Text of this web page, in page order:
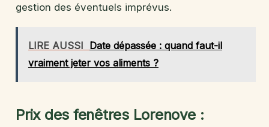
gestion des éventuels imprévus.
LIRE AUSSI Date dépassée : quand faut-il
vraiment jeter vos aliments ?
Prix des fenêtres Lorenove :